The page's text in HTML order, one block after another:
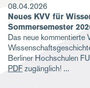
a
t
i
o
n
08.04.2026
Neues KVV für
Sommersemester
Das neue kommentierte
Berliner Hochschulen
PDFzugänglich!